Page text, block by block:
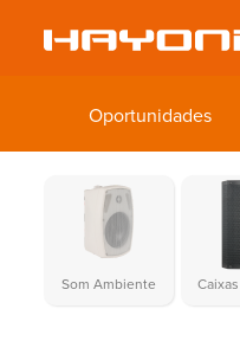
Oportunidades
Som Ambiente